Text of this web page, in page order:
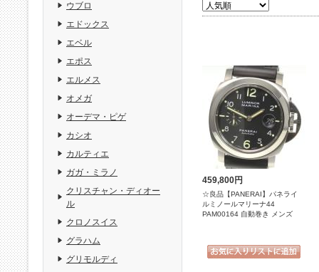
459,800円
☆良品【PANERAI】パネライ
ルミノールマリーナ44
PAM00164 自動巻き メンズ
ウブロ
エドックス
エベル
エポス
エルメス
オメガ
オーデマ・ピゲ
カシオ
カルティエ
ガガ・ミラノ
クリスチャン・ディオー
ル
クロノスイス
グラハム
グリモルディ